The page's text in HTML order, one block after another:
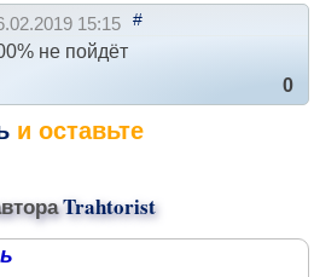
15:15 #
не пойдёт
0
и оставьте
Trahtorist